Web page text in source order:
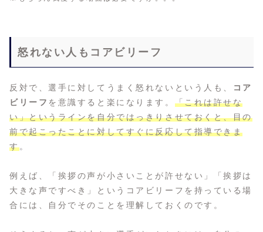
怒れない人もコアビリーフ
反対で、選手に対してうまく怒れないという人も、
コア
ビリーフ を意識すると楽になります。 「これは許せな
い」というラインを自分ではっきりさせておくと、目の
前で起こったことに対してすぐに反応して指導できま
す。
例えば、「挨拶の声が小さいことが許せない」「挨拶は
大きな声ですべき」というコアビリーフを持っている場
合には、自分でそのことを理解しておくのです。